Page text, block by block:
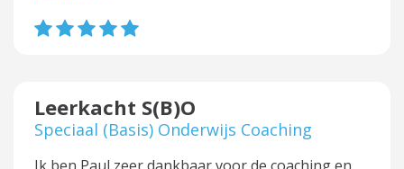
Leerkacht S(B)O
Speciaal (Basis) Onderwijs Coaching